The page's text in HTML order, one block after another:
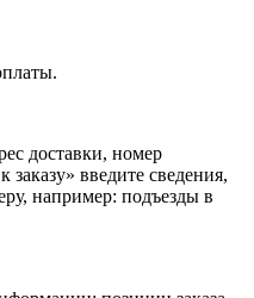
доставки, номер
введите сведения,
например: подъезды в